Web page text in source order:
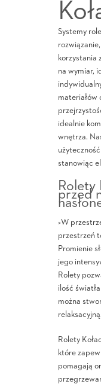
Systemy
korzystania
na wymiar,
materiałów
idealnie
wnętrza.
stanowiąc
Rolety
przed
>W
przestrzeń
Promienie
jego
Rolety
ilość
można
relaksacyjną.
Rolety
które
pomagają